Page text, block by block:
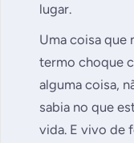
lugar.
Uma coisa que
termo choque
alguma coisa,
sabia no que
vida. E vivo de